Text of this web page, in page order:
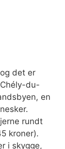
det er
du-
en
rundt
kroner).
i skygge,